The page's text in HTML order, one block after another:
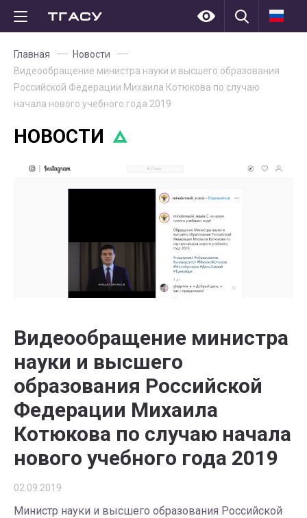
Главная
Новости
Видеообращение министра науки и высшего образования
Российской Федерации Михаила Котюкова по случаю
начала нового учебного года 2019
НОВОСТИ
Видеообращение министра
науки и высшего
образования Российской
Федерации Михаила
Котюкова по случаю начала
нового учебного года 2019
02.09.2019
Министр науки и высшего образования Российской